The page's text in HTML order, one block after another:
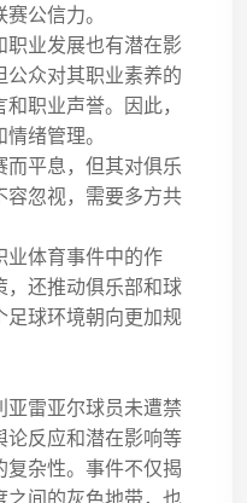
公信力。
职业发展也有潜在影
公众对其职业素养的
职业声誉。因此，
绪管理。
而平息，但其对俱乐
容忽视，需要多方共
业体育事件中的作
，还推动俱乐部和球
足球环境朝向更加规
亚雷亚尔球员未遭禁
论反应和潜在影响等
复杂性。事件不仅揭